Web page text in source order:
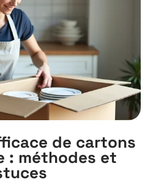
de cartons
: méthodes et